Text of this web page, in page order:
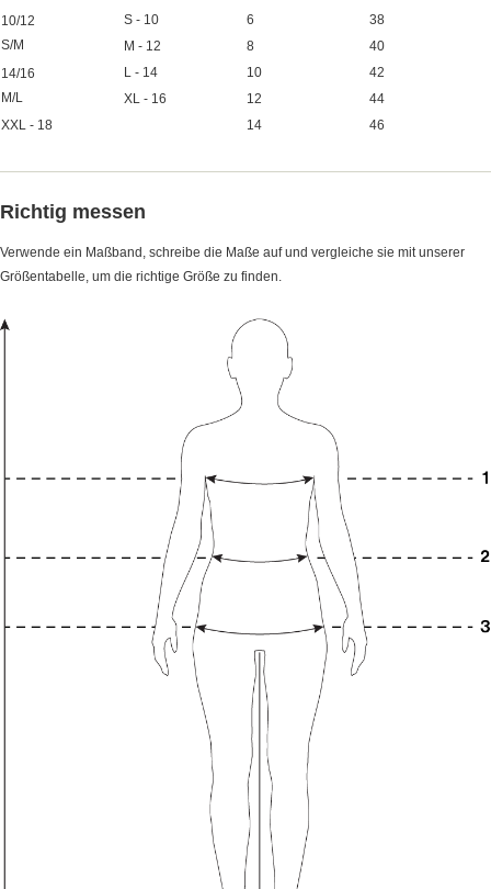
10/12
S/M
S - 10 6
38
M - 12
8
40
14/16
M/L
L - 14 10
42
XL - 16
12
44
XXL - 18
14 46
Richtig messen
Verwende ein Maßband, schreibe die Maße auf und vergleiche sie mit unserer
Größentabelle, um die richtige Größe zu finden.